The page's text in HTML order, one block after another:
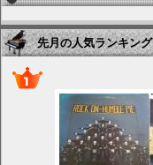
先月の人気ランキング